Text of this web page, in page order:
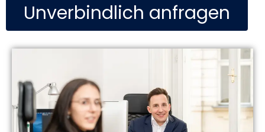
Unverbindlich anfragen